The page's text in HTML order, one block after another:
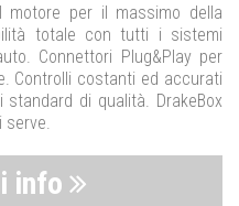
motore per il massimo della
totale con tutti i sistemi
Connettori Plug&Play per
Controlli costanti ed accurati
di qualità. DrakeBox
info